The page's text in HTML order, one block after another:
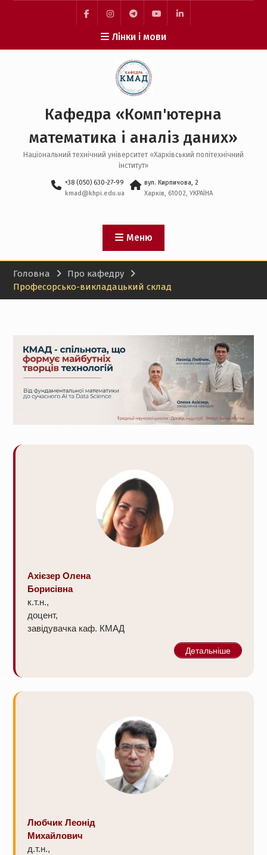
facebookinstagramtelegramyoutubelinkedin
Лінки і мови
Кафедра «Комп'ютерна
математика і аналіз даних»
Національний технічний університет «Харківський політехнічний
інститут»
+38 (050) 630-27-99
kmad@khpi.edu.ua
вул. Кирпичова, 2
Харків, 61002, УКРАЇНА
Меню
Головна
Про кафедру
Професорсько-викладацький склад
Ахієзер Олена
Борисівна
к.т.н.,
доцент,
завідувачка каф. КМАД
Детальніше
Любчик Леонід
Михайлович
д.т.н.,